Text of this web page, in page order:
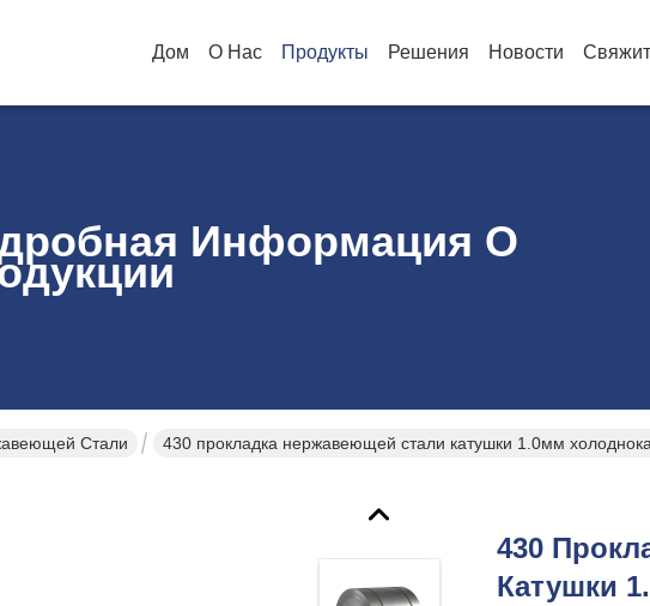
Дом О Нас Продукты Решения Новости
Информация О
Стали
430 прокладка нержавеющей стали катушки 1.0мм
430
Катушки